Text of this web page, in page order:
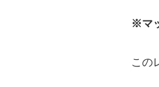
※マ
この